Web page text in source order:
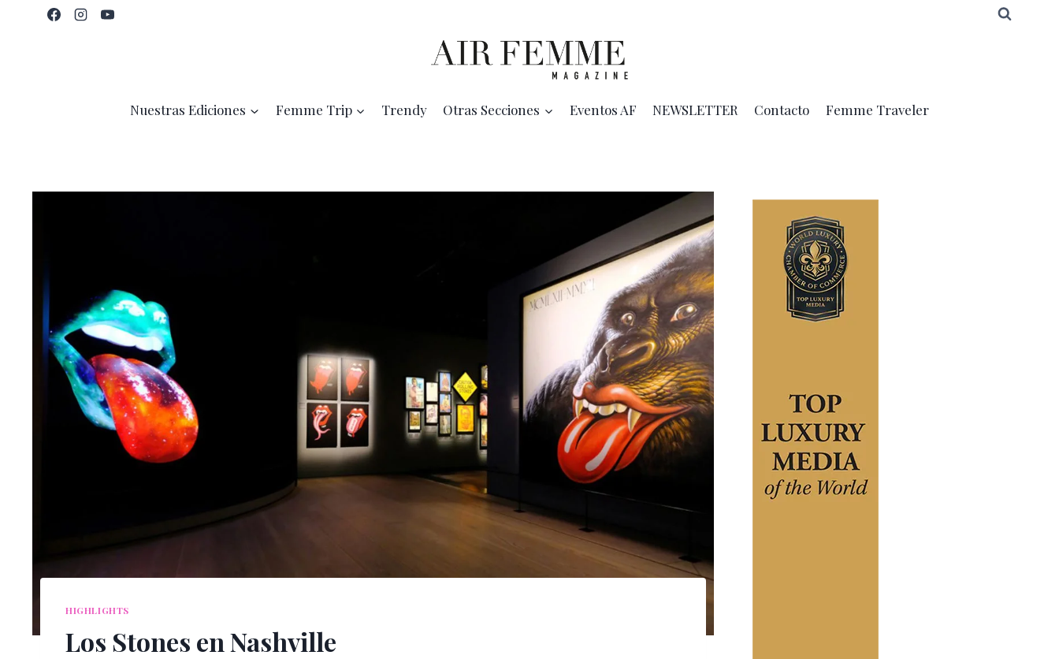
Nuestras Ediciones Femme Trip Trendy Otras Secciones Eventos AF NEWSLETTER Contacto Femme Traveler
HIGHLIGHTS
Los Stones en Nashville